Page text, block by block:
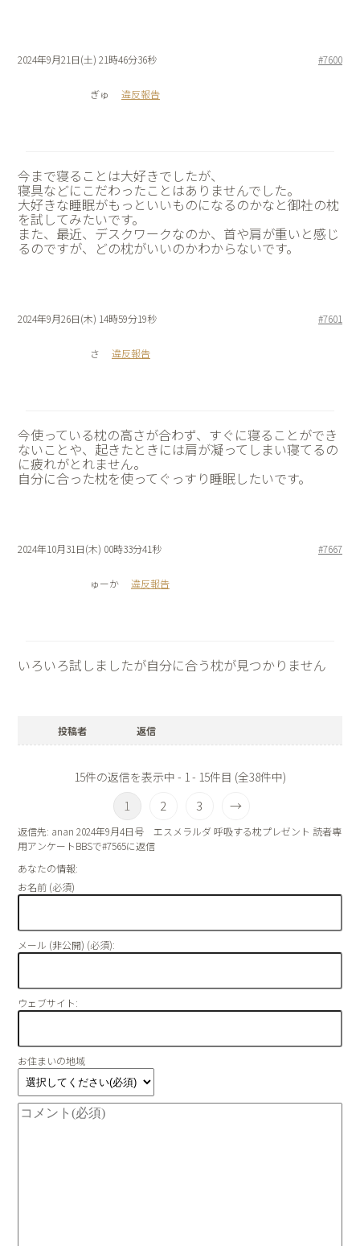
2024年9月21日(土) 21時46分36秒 #7600
ぎゅ 違反報告
今まで寝ることは大好きでしたが、
寝具などにこだわったことはありませんでした。
大好きな睡眠がもっといいものになるのかなと御社の枕
を試してみたいです。
また、最近、デスクワークなのか、首や肩が重いと感じ
るのですが、どの枕がいいのかわからないです。
2024年9月26日(木) 14時59分19秒 #7601
さ 違反報告
今使っている枕の高さが合わず、すぐに寝ることができ
ないことや、起きたときには肩が凝ってしまい寝てるの
に疲れがとれません。
自分に合った枕を使ってぐっすり睡眠したいです。
2024年10月31日(木) 00時33分41秒 #7667
ゅーか 違反報告
いろいろ試しましたが自分に合う枕が見つかりません
投稿者 返信
15件の返信を表示中 - 1 - 15件目 (全38件中)
1 2 3 →
返信先: anan 2024年9月4日号 エスメラルダ 呼吸する枕プレゼント 読者専
用アンケートBBSで#7565に返信
あなたの情報:
お名前 (必須)
メール (非公開) (必須):
ウェブサイト:
お住まいの地域